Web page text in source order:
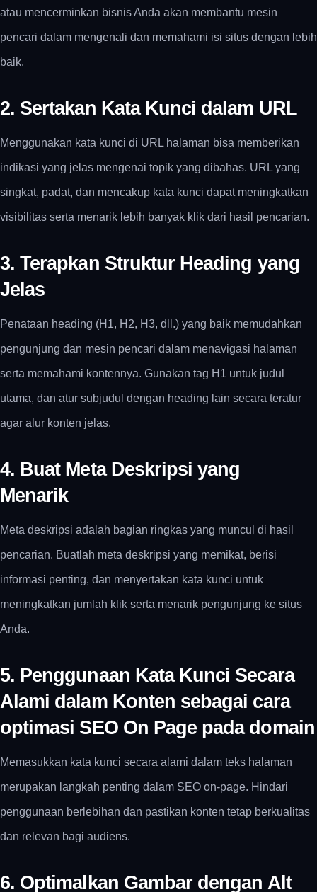
atau mencerminkan bisnis Anda akan membantu mesin
pencari dalam mengenali dan memahami isi situs dengan lebih
baik.
2. Sertakan Kata Kunci dalam URL
Menggunakan kata kunci di URL halaman bisa memberikan
indikasi yang jelas mengenai topik yang dibahas. URL yang
singkat, padat, dan mencakup kata kunci dapat meningkatkan
visibilitas serta menarik lebih banyak klik dari hasil pencarian.
3. Terapkan Struktur Heading yang
Jelas
Penataan heading (H1, H2, H3, dll.) yang baik memudahkan
pengunjung dan mesin pencari dalam menavigasi halaman
serta memahami kontennya. Gunakan tag H1 untuk judul
utama, dan atur subjudul dengan heading lain secara teratur
agar alur konten jelas.
4. Buat Meta Deskripsi yang
Menarik
Meta deskripsi adalah bagian ringkas yang muncul di hasil
pencarian. Buatlah meta deskripsi yang memikat, berisi
informasi penting, dan menyertakan kata kunci untuk
meningkatkan jumlah klik serta menarik pengunjung ke situs
Anda.
5. Penggunaan Kata Kunci Secara
Alami dalam Konten sebagai cara
optimasi SEO On Page pada domain
Memasukkan kata kunci secara alami dalam teks halaman
merupakan langkah penting dalam SEO on-page. Hindari
penggunaan berlebihan dan pastikan konten tetap berkualitas
dan relevan bagi audiens.
6. Optimalkan Gambar dengan Alt